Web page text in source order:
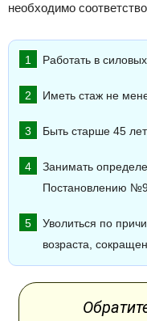
необходимо
Работать в
Иметь стаж не
Быть старше 45
Занимать
Постановлению
Уволиться по
возраста,